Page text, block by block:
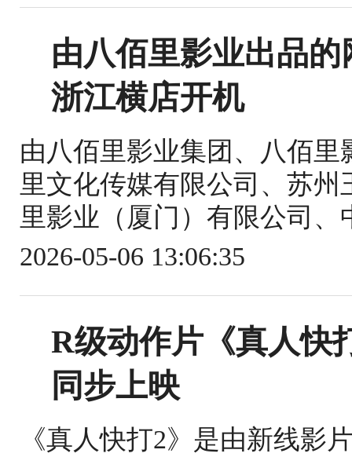
由八佰里影业出品
浙江横店开机
由八佰里影业集团、八佰
里文化传媒有限公司、苏
里影业（厦门）有限公司
2026-05-06 13:06:35
R级动作片《真人快
同步上映
《真人快打2》是由新线影